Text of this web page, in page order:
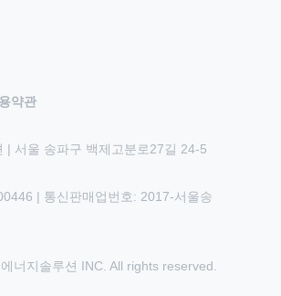
약관
| 서울 송파구 백제고분로27길 24-5
| 통신판매업번호: 2017-서울송
너지솔루션 INC. All rights reserved.